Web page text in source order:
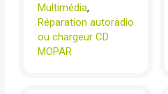
Multimédia,
Réparation autoradio
ou chargeur CD
MOPAR